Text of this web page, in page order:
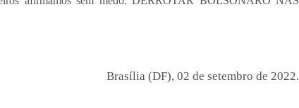
Brasília (DF), 02 de setembro de 2022.